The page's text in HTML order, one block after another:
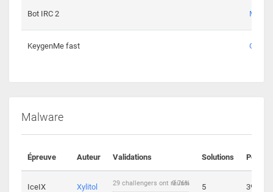
Bot IRC 2
KeygenMe fast Ge0
Malware
Épreuve Auteur Validations Solutions Points
IceIX Xylitol 0.76%
29 challengers ont réussi 5 39